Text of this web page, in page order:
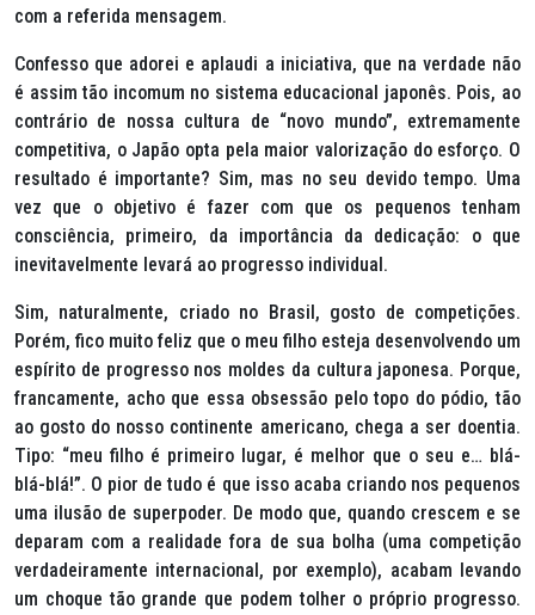
com a referida mensagem.
Confesso que adorei e aplaudi a iniciativa, que na verdade não
é assim tão incomum no sistema educacional japonês. Pois, ao
contrário de nossa cultura de “novo mundo”, extremamente
competitiva, o Japão opta pela maior valorização do esforço. O
resultado é importante? Sim, mas no seu devido tempo. Uma
vez que o objetivo é fazer com que os pequenos tenham
consciência, primeiro, da importância da dedicação: o que
inevitavelmente levará ao progresso individual.
Sim, naturalmente, criado no Brasil, gosto de competições.
Porém, fico muito feliz que o meu filho esteja desenvolvendo um
espírito de progresso nos moldes da cultura japonesa. Porque,
francamente, acho que essa obsessão pelo topo do pódio, tão
ao gosto do nosso continente americano, chega a ser doentia.
Tipo: “meu filho é primeiro lugar, é melhor que o seu e… blá-
blá-blá!”. O pior de tudo é que isso acaba criando nos pequenos
uma ilusão de superpoder. De modo que, quando crescem e se
deparam com a realidade fora de sua bolha (uma competição
verdadeiramente internacional, por exemplo), acabam levando
um choque tão grande que podem tolher o próprio progresso.